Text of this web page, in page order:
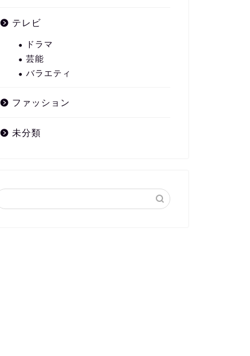
テレビ
ドラマ
芸能
バラエティ
ファッション
未分類